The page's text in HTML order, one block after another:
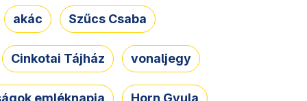
akác Szűcs Csaba
Cinkotai Tájház vonaljegy
emléknapja Horn Gyula